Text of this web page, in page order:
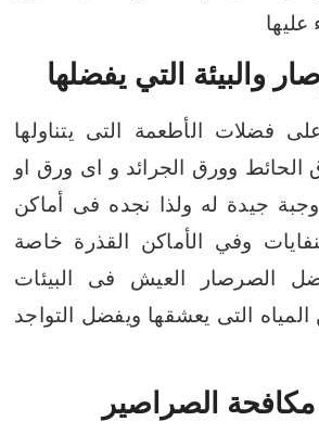
عليها
والبيئة التي يفضلها
فضلات الأطعمة التى يتناولها
الحائط وورق الجرائد و اى ورق او
جيدة له ولذا نجده فى أماكن
وفي الأماكن القذرة خاصة
الصرصار العيش فى البيئات
المياه التى يعشقها ويفضل التواجد
الصراصير